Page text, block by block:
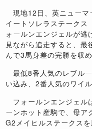
現地12日、英ニューマ
イートソレラステークス
ォールンエンジェルが
見ながら追走すると、
んで3馬身差の完勝を収め
最低8番人気のレブル
い込み、2番人気のワイ
フォールンエンジェル
ーンホット産駒で、母
G2メイヒルステークス